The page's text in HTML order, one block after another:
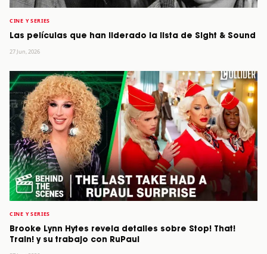
CINE Y SERIES
Las películas que han liderado la lista de Sight & Sound
27 Jun, 2026
CINE Y SERIES
Brooke Lynn Hytes revela detalles sobre Stop! That!
Train! y su trabajo con RuPaul